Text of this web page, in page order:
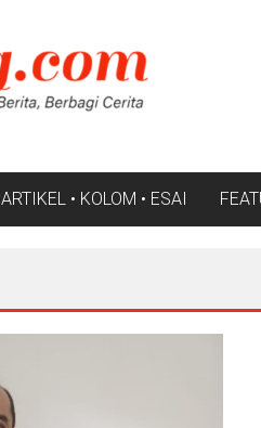
ARTIKEL • KOLOM • ESAI